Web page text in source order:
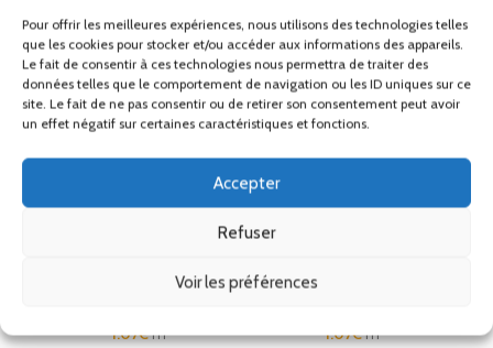
Pour offrir les meilleures expériences, nous utilisons des technologies telles
que les cookies pour stocker et/ou accéder aux informations des appareils.
Le fait de consentir à ces technologies nous permettra de traiter des
données telles que le comportement de navigation ou les ID uniques sur ce
site. Le fait de ne pas consentir ou de retirer son consentement peut avoir
un effet négatif sur certaines caractéristiques et fonctions.
Accepter
Refuser
Voir les préférences
1.07€ HT
1.07€ HT